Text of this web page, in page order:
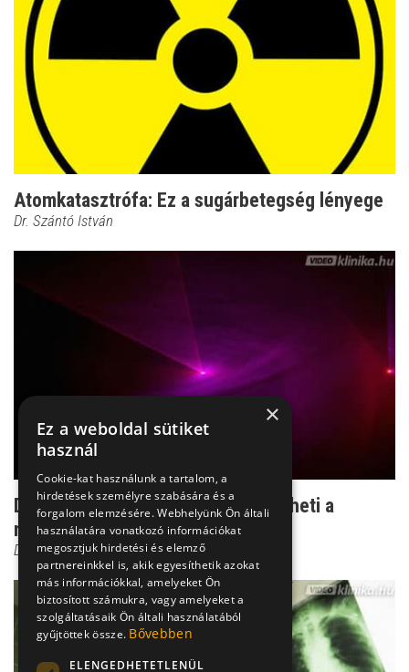
Atomkatasztrófa: Ez a sugárbetegség lényege
Dr. Szántó István
Dr. Czeizel: Ennyi sugárterhelés érheti a
magzatot
Dr. Czeizel Endre
×
Ez a weboldal sütiket
használ
Cookie-kat használunk a tartalom, a
hirdetések személyre szabására és a
forgalom elemzésére. Webhelyünk Ön általi
használatára vonatkozó információkat
megosztjuk hirdetési és elemző
partnereinkkel is, akik egyesíthetik azokat
más információkkal, amelyeket Ön
biztosított számukra, vagy amelyeket a
szolgáltatásaik Ön általi használatából
gyűjtöttek össze. Bővebben
ELENGEDHETETLENÜL